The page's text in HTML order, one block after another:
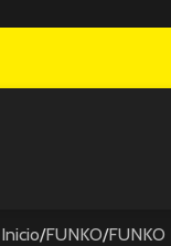
Inicio/FUNKO/FUNKO